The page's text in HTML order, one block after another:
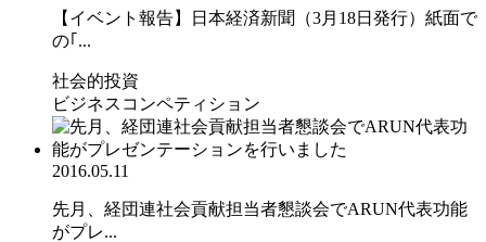
【イベント報告】日本経済新聞（3月18日発行）紙面で
の｢...
社会的投資
ビジネスコンペティション
2016.05.11
先月、経団連社会貢献担当者懇談会でARUN代表功能
がプレ...